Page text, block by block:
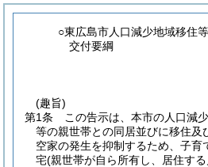
○東広島市人口減少地域移住
交付要綱
(趣旨)
第1条
この告示は、本市の人口減
等の親世帯との同居並びに移住及
空家の発生を抑制するため、子育
宅(親世帯が自ら所有し、居住す